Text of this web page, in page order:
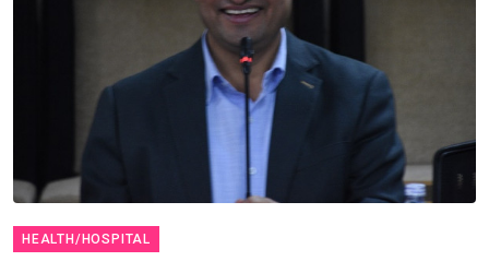
HEALTH/HOSPITAL